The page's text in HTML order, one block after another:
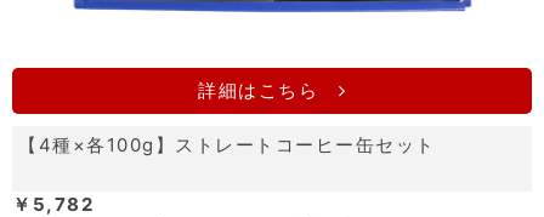
詳細はこちら
【4種×各100g】ストレートコーヒー缶セット
￥5,782